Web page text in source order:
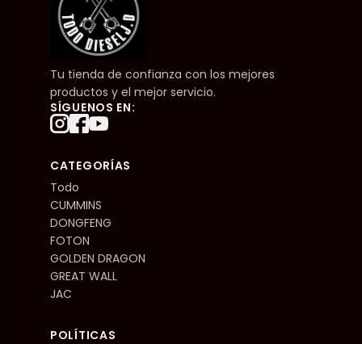
Tu tienda de confianza con los mejores
productos y el mejor servicio.
SÍGUENOS EN:
CATEGORÍAS
Todo
CUMMINS
DONGFENG
FOTON
GOLDEN DRAGON
GREAT WALL
JAC
POLÍTICAS